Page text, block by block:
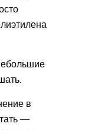
в
—